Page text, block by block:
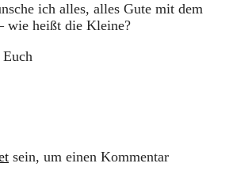
ich alles, alles Gute mit dem
wie heißt die Kleine?
sein, um einen Kommentar